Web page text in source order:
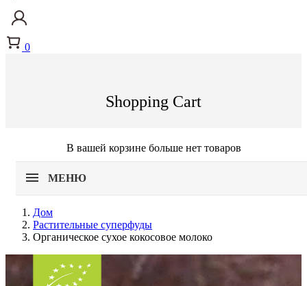
0
Shopping Cart
В вашей корзине больше нет товаров
МЕНЮ
Дом
Растительные суперфуды
Органическое сухое кокосовое молоко